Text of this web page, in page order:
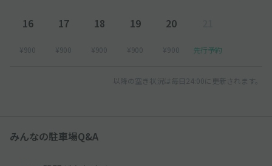
16
¥900
17
¥900
18
¥900
19
¥900
20
¥900 先行予約
以降の空き状況は毎日24:00に更新されます。
みんなの駐車場Q&A